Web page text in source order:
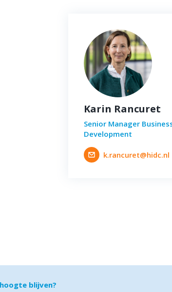
Karin Rancuret
Senior Manager
Development
k.rancuret@hidc.nl
blijven?